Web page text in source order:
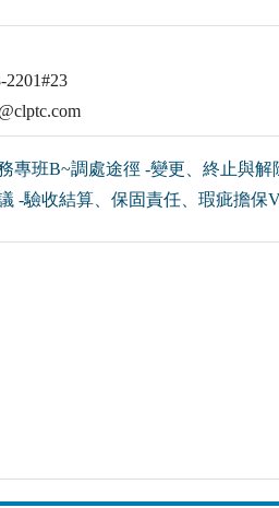
專班B~調處途徑 -變更、終止與解
-驗收結算、保固責任、瑕疵擔保